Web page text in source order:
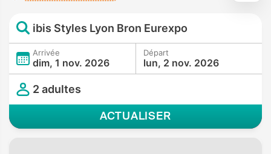
ibis Styles Lyon Bron Eurexpo
Arrivée
dim, 1 nov. 2026
Départ
lun, 2 nov. 2026
2 adultes
ACTUALISER